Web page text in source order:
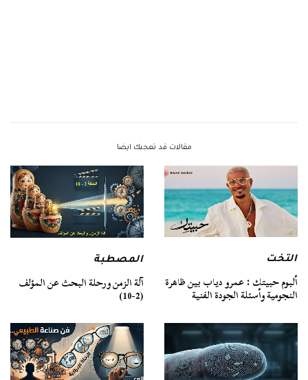
مقالات قد تعجبك ايضا
التخت
ألبوم حبيتك : عمرو دياب بين ظاهرة
النجومية وأسئلة الجودة الفنية
المصطبة
آلة الزمن ورحلة البحث عن المؤلف
(2-10)